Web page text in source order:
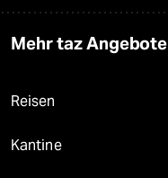
Mehr taz Angebote
Reisen
Kantine